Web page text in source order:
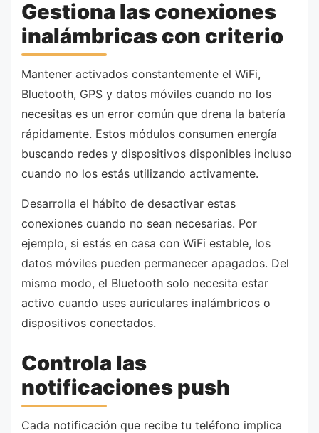
Gestiona las conexiones
inalámbricas con criterio
Mantener activados constantemente el WiFi,
Bluetooth, GPS y datos móviles cuando no los
necesitas es un error común que drena la batería
rápidamente. Estos módulos consumen energía
buscando redes y dispositivos disponibles incluso
cuando no los estás utilizando activamente.
Desarrolla el hábito de desactivar estas
conexiones cuando no sean necesarias. Por
ejemplo, si estás en casa con WiFi estable, los
datos móviles pueden permanecer apagados. Del
mismo modo, el Bluetooth solo necesita estar
activo cuando uses auriculares inalámbricos o
dispositivos conectados.
Controla las
notificaciones push
Cada notificación que recibe tu teléfono implica